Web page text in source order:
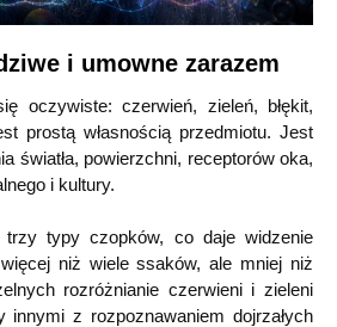
i umowne zarazem
oczywiste: czerwień, zieleń, błękit,
prostą własnością przedmiotu. Jest
światła, powierzchni, receptorów oka,
i kultury.
trzy typy czopków, co daje widzenie
niż wiele ssaków, ale mniej niż
rozróżnianie czerwieni i zieleni
innymi z rozpoznawaniem dojrzałych